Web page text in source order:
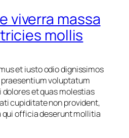
viverra massa
mollis
et iusto odio dignissimos
voluptatum
et quas molestias
cupiditate non provident,
qui officia deserunt mollitia